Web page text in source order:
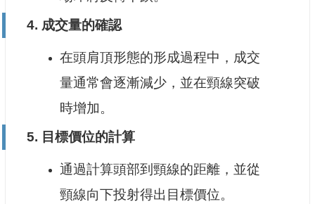
4. 成交量的確認
在頭肩頂形態的形成過程中，成交
量通常會逐漸減少，並在頸線突破
時增加。
5. 目標價位的計算
通過計算頭部到頸線的距離，並從
頸線向下投射得出目標價位。